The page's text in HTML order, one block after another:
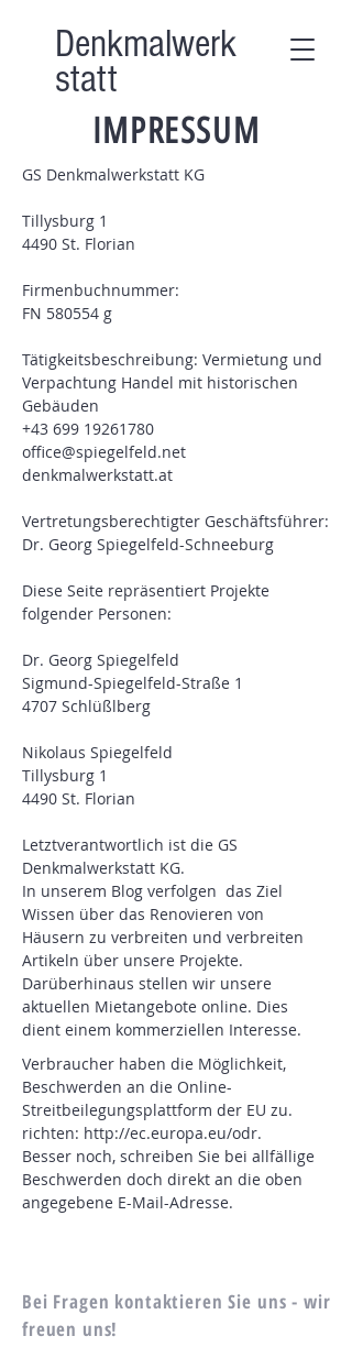
Denkmalwerk
statt
IMPRESSUM
GS Denkmalwerkstatt KG
Tillysburg 1
4490 St. Florian
Firmenbuchnummer:
FN 580554 g
Tätigkeitsbeschreibung: Vermietung und
Verpachtung Handel mit historischen
Gebäuden
‭+43 699 19261780
office@spiegelfeld.net
denkmalwerkstatt.at
Vertretungsberechtigter Geschäftsführer:
Dr. Georg Spiegelfeld-Schneeburg
Diese Seite repräsentiert Projekte
folgender Personen:
Dr. Georg Spiegelfeld
Sigmund-Spiegelfeld-Straße 1
4707 Schlüßlberg
Nikolaus Spiegelfeld
Tillysburg 1
4490 St. Florian
Letztverantwortlich ist die GS
Denkmalwerkstatt KG.
In unserem Blog verfolgen das Ziel
Wissen über das Renovieren von
Häusern zu verbreiten und verbreiten
Artikeln über unsere Projekte.
Darüberhinaus stellen wir unsere
aktuellen Mietangebote online. Dies
dient einem kommerziellen Interesse.
Verbraucher haben die Möglichkeit,
Beschwerden an die Online-
Streitbeilegungsplattform der EU zu.
richten: http://ec.europa.eu/odr.
Besser noch, schreiben Sie bei allfällige
Beschwerden doch direkt an die oben
angegebene E-Mail-Adresse.
Bei Fragen kontaktieren Sie uns - wir
freuen uns!